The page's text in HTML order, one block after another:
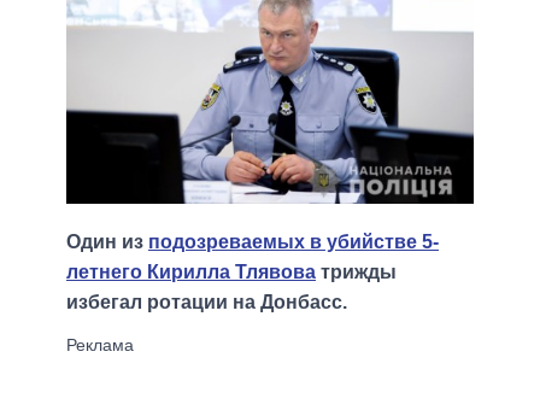
Один из подозреваемых в убийстве 5-
летнего Кирилла Тлявова трижды
избегал ротации на Донбасс.